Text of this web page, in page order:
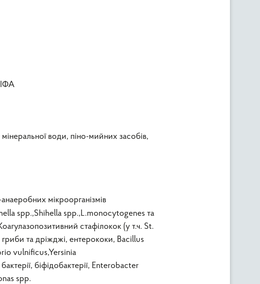
ІФА
води, піно-мийних засобів,
мікроорганізмів
spp.,Shihella spp.,L.monocytogenes та
стафілокок (у т.ч. St.
гриби та дріжджі, ентерококи, Bacillus
vulnificus,Yersinia
біфідобактерії, Enterobacter
spp.